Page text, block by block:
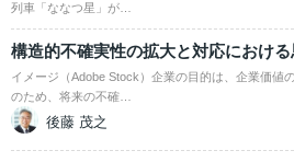
列車「ななつ星」が…
構造的不確実性の拡大と対応におけ
イメージ（Adobe Stock）企業の目的は、企業価値
のため、将来の不確…
後藤 茂之